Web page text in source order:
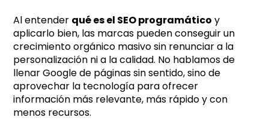
Al entender qué es el SEO programático y
aplicarlo bien, las marcas pueden conseguir un
crecimiento orgánico masivo sin renunciar a la
personalización ni a la calidad. No hablamos de
llenar Google de páginas sin sentido, sino de
aprovechar la tecnología para ofrecer
información más relevante, más rápido y con
menos recursos.